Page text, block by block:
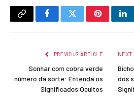
Copy
FacebookTwitterPinterest
PREVIOUS ARTICLE
Sonhar com cobra verde
número da sorte: Entenda os
Significados Ocultos
NEXT
dos